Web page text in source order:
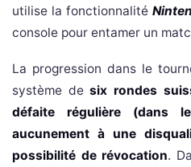
utilise la fonctionnalité
console pour entamer un
La progression dans le
système desix rondes
défaite régulière (dans
aucunement à une
possibilité de révocation.